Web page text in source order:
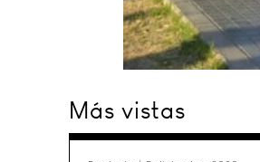
Más vistas